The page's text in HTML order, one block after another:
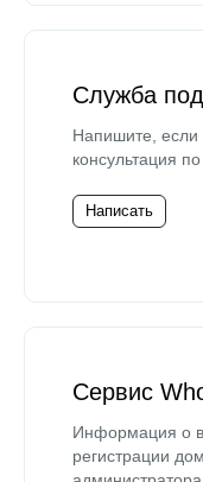
Служба
Напишите,
консультация по
Написать
Сервис
Информация о
регистрации